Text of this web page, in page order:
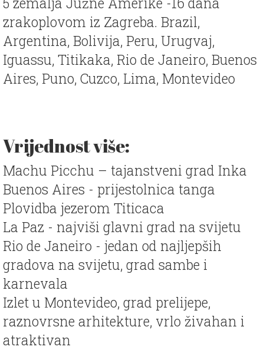
zrakoplovom iz Zagreba. Brazil,
Argentina, Bolivija, Peru, Urugvaj,
Iguassu, Titikaka, Rio de Janeiro, Buenos
Aires, Puno, Cuzco, Lima, Montevideo
Vrijednost više:
Machu Picchu – tajanstveni grad Inka
Buenos Aires - prijestolnica tanga
Plovidba jezerom Titicaca
La Paz - najviši glavni grad na svijetu
Rio de Janeiro - jedan od najljepših
gradova na svijetu, grad sambe i
karnevala
Izlet u Montevideo, grad prelijepe,
raznovrsne arhitekture, vrlo živahan i
atraktivan